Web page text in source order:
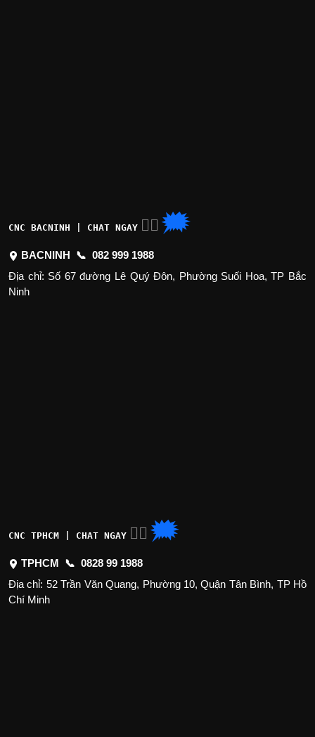
CNC BACNINH | CHAT NGAY 👉🏽 🗯
BACNINH 📞 082 999 1988
Địa chỉ: Số 67 đường Lê Quý Đôn, Phường Suối Hoa, TP Bắc
Ninh
CNC TPHCM | CHAT NGAY 👉🏽 🗯
TPHCM 📞 0828 99 1988
Địa chỉ: 52 Trần Văn Quang, Phường 10, Quận Tân Bình, TP Hồ
Chí Minh